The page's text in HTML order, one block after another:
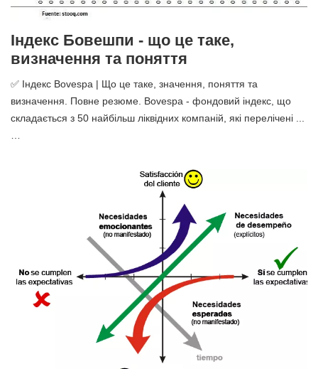
Індекс Бовешпи - що це таке,
визначення та поняття
✅ Індекс Bovespa | Що це таке, значення, поняття та
визначення. Повне резюме. Bovespa - фондовий індекс, що
складається з 50 найбільш ліквідних компаній, які перелічені ...